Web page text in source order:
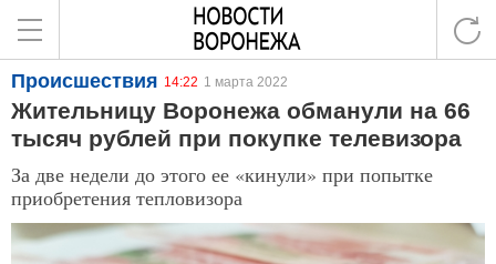
Происшествия 14:22 1 марта 2022
Жительницу Воронежа обманули на 66
тысяч рублей при покупке телевизора
За две недели до этого ее «кинули» при попытке
приобретения тепловизора